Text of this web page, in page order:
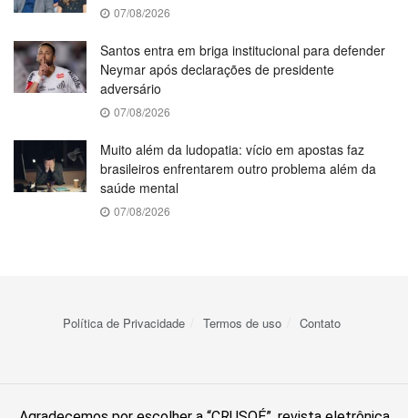
07/08/2026
Santos entra em briga institucional para defender
Neymar após declarações de presidente
adversário
07/08/2026
Muito além da ludopatia: vício em apostas faz
brasileiros enfrentarem outro problema além da
saúde mental
07/08/2026
Política de Privacidade Termos de uso Contato